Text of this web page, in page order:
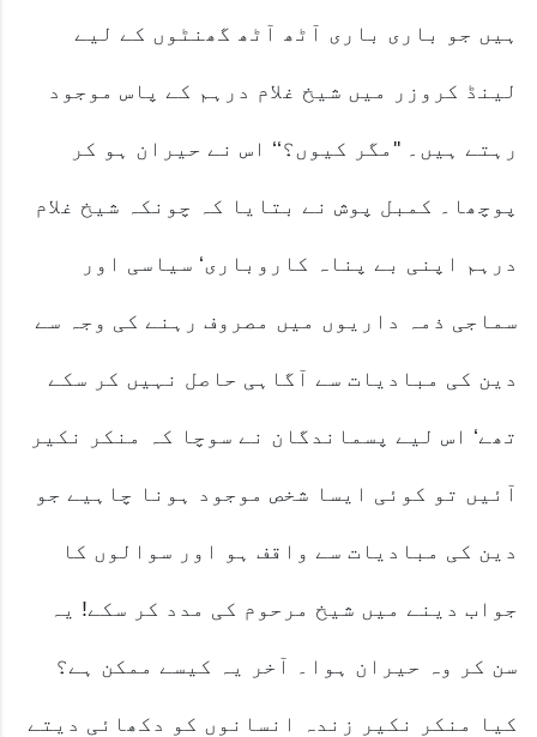
ہیں جو باری باری آٹھ آٹھ گھنٹوں کے لیے
لینڈ کروزر میں شیخ غلام درہم کے پاس موجود
رہتے ہیں۔ ''مگر کیوں؟‘‘ اس نے حیران ہو کر
پوچھا۔ کمبل پوش نے بتایا کہ چونکہ شیخ غلام
درہم اپنی بے پناہ کاروباری‘ سیاسی اور
سماجی ذمہ داریوں میں مصروف رہنے کی وجہ سے
دین کی مبادیات سے آگاہی حاصل نہیں کر سکے
تھے‘ اس لیے پسماندگان نے سوچا کہ منکر نکیر
آئیں تو کوئی ایسا شخص موجود ہونا چاہیے جو
دین کی مبادیات سے واقف ہو اور سوالوں کا
جواب دینے میں شیخ مرحوم کی مدد کر سکے! یہ
سن کر وہ حیران ہوا۔ آخر یہ کیسے ممکن ہے؟
کیا منکر نکیر زندہ انسانوں کو دکھائی دیتے